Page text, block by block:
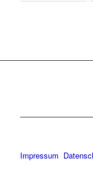
Impressum